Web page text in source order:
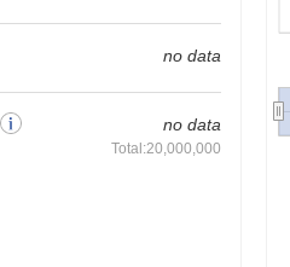
no data
no data
Total:20,000,000